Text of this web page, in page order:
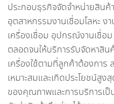
ประกอบธุรกิจจัดจำหน่ายสิน
อุตสาหกรรมงานเชื่อมโลหะ ง
เครื่องเชื่อม อุปกรณ์งานเชื่
ตลอดจนให้บริการรับจัดหาสิน
เครื่องใช้ตามที่ลูกค้าต้องการ
เหมาะสมและเกิดประโยชน์สูง
ของคุณภาพและการบริการเ